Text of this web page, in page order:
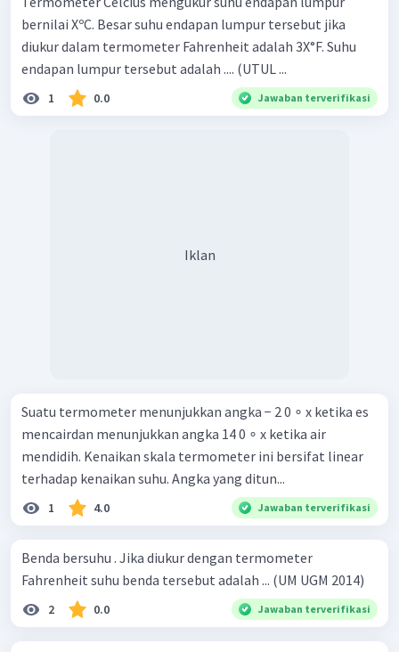
bernilai XºC. Besar suhu endapan lumpur tersebut jika
diukur dalam termometer Fahrenheit adalah 3X°F. Suhu
endapan lumpur tersebut adalah .... (UTUL ...
1 0.0 Jawaban terverifikasi
Iklan
Suatu termometer menunjukkan angka − 2 0 ∘ x ketika es
mencairdan menunjukkan angka 14 0 ∘ x ketika air
mendidih. Kenaikan skala termometer ini bersifat linear
terhadap kenaikan suhu. Angka yang ditun...
1 4.0 Jawaban terverifikasi
Benda bersuhu . Jika diukur dengan termometer
Fahrenheit suhu benda tersebut adalah ... (UM UGM 2014)
2 0.0 Jawaban terverifikasi